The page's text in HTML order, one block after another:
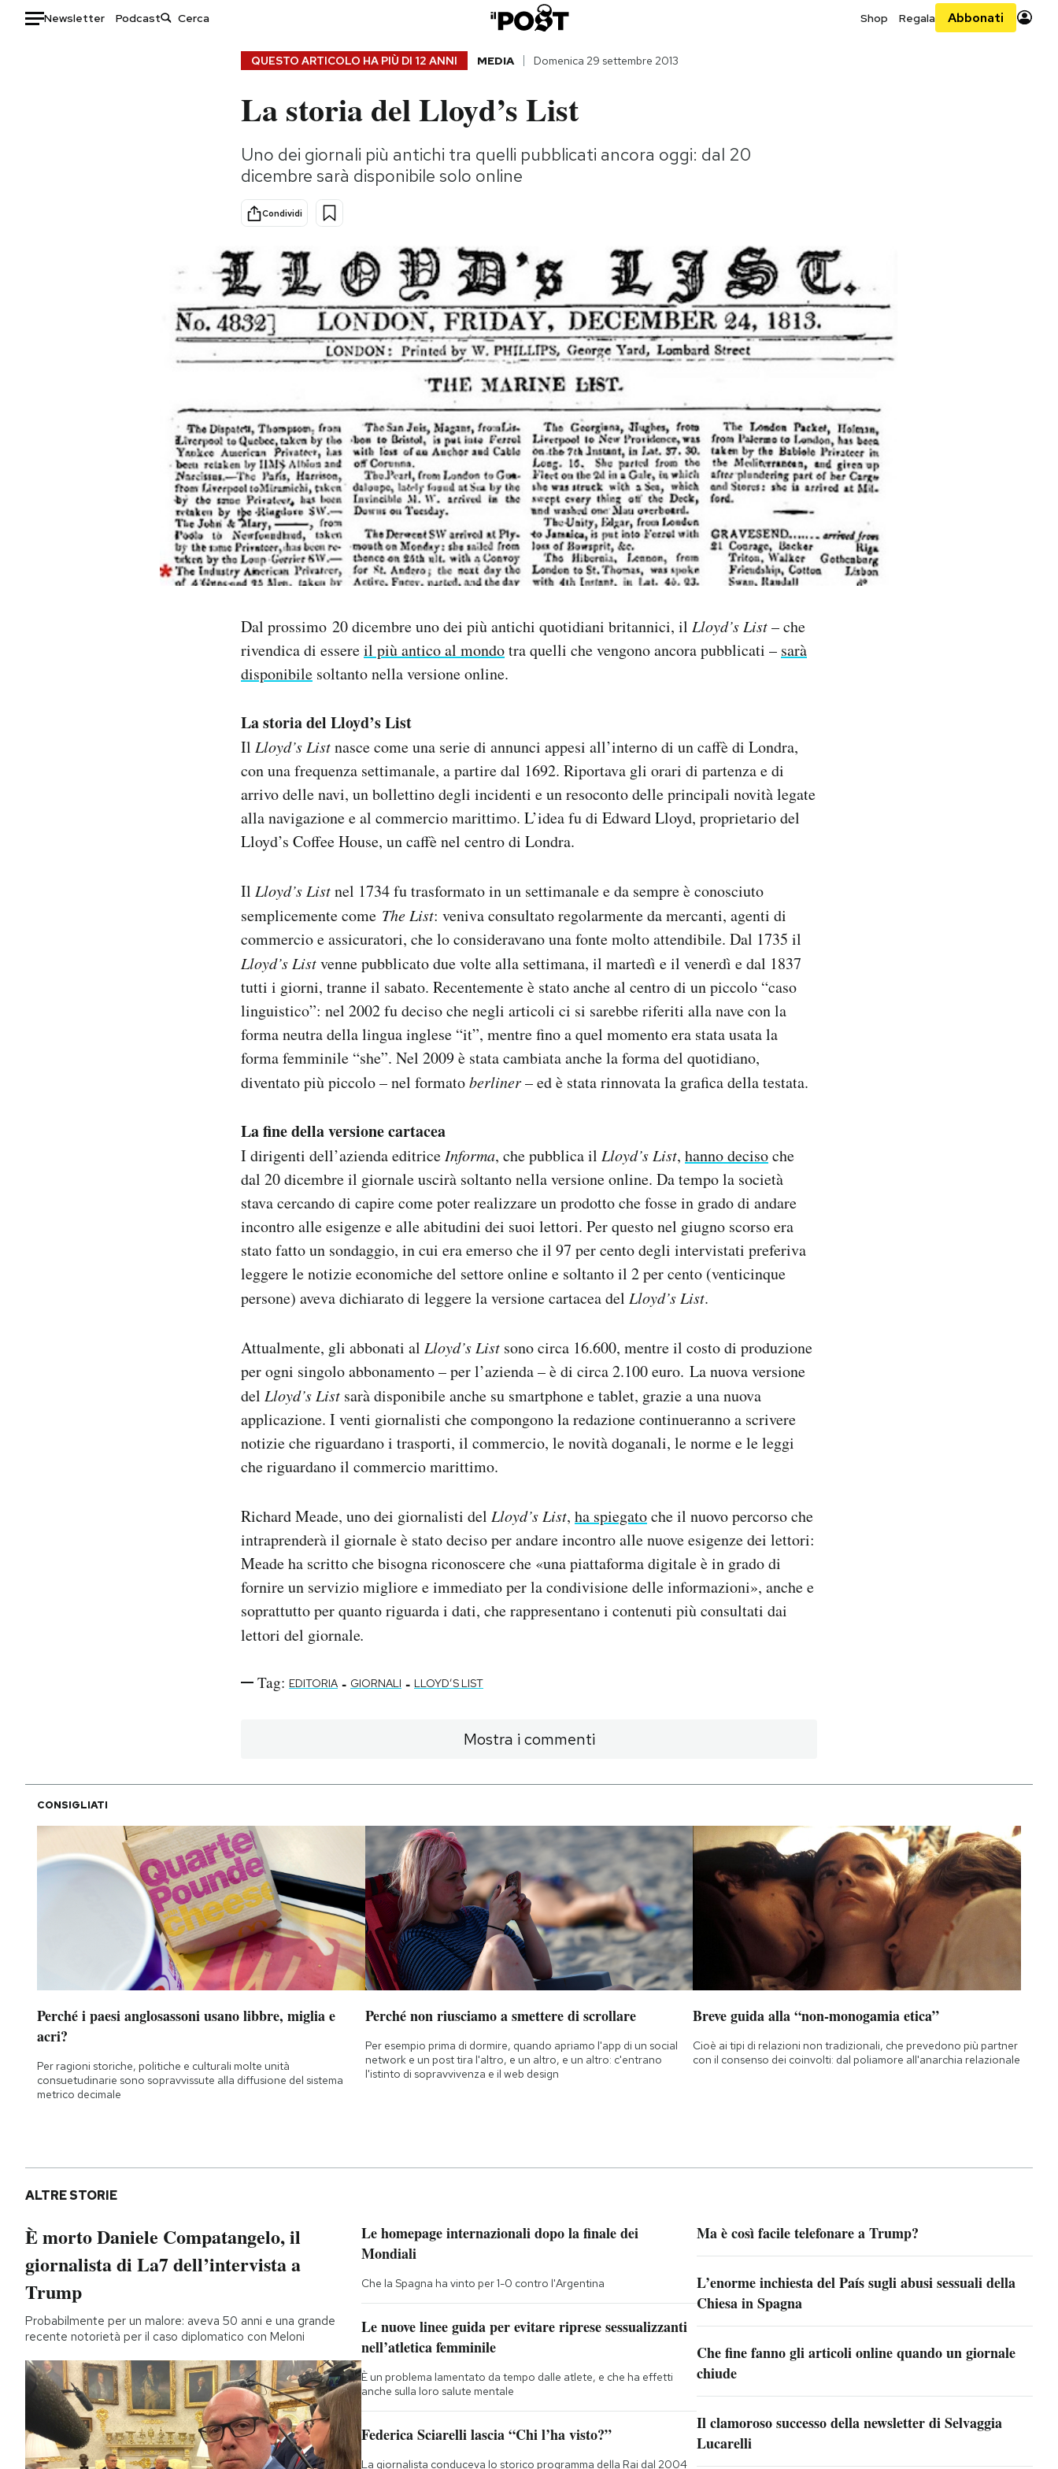
Newsletter Podcast Shop Regala Abbonati
Consumismi
Storie/Idee
Ok Boomer!
Europa
Altrecose
Mondiali calcio 2026
QUESTO ARTICOLO HA PIÙ DI 12 ANNI MEDIA Domenica 29 settembre 2013
La storia del Lloyd’s List
Uno dei giornali più antichi tra quelli pubblicati ancora oggi: dal 20
dicembre sarà disponibile solo online
Condividi
Dal prossimo 20 dicembre uno dei più antichi quotidiani britannici, il Lloyd’s List– che
rivendica di essereil più antico al mondotra quelli che vengono ancora pubblicati – sarà
disponibile soltanto nella versione online.
La storia del Lloyd’s List
Il Lloyd’s Listnasce come una serie di annunci appesi all’interno di un caffè di Londra,
con una frequenza settimanale, a partire dal 1692. Riportava gli orari di partenza e di
arrivo delle navi, un bollettino degli incidenti e un resoconto delle principali novità legate
alla navigazione e al commercio marittimo. L’idea fu di Edward Lloyd, proprietario del
Lloyd’s Coffee House, un caffè nel centro di Londra.
Il Lloyd’s Listnel 1734 fu trasformato in un settimanale e da sempre è conosciuto
semplicemente come The List: veniva consultato regolarmente da mercanti, agenti di
commercio e assicuratori, che lo consideravano una fonte molto attendibile. Dal 1735 il
Lloyd’s Listvenne pubblicato due volte alla settimana, il martedì e il venerdì e dal 1837
tutti i giorni, tranne il sabato. Recentemente è stato anche al centro di un piccolo “caso
linguistico”: nel 2002 fu deciso che negli articoli ci si sarebbe riferiti alla nave con la
forma neutra della lingua inglese “it”, mentre fino a quel momento era stata usata la
forma femminile “she”. Nel 2009 è stata cambiata anche la forma del quotidiano,
diventato più piccolo – nel formatoberliner– ed è stata rinnovata la grafica della testata.
La fine della versione cartacea
I dirigenti dell’azienda editriceInforma, che pubblica il Lloyd’s List, hanno decisoche
dal 20 dicembre il giornale uscirà soltanto nella versione online. Da tempo la società
stava cercando di capire come poter realizzare un prodotto che fosse in grado di andare
incontro alle esigenze e alle abitudini dei suoi lettori. Per questo nel giugno scorso era
stato fatto un sondaggio, in cui era emerso che il 97 per cento degli intervistati preferiva
leggere le notizie economiche del settore online e soltanto il 2 per cento (venticinque
persone) aveva dichiarato di leggere la versione cartacea del Lloyd’s List.
Attualmente, gli abbonati al Lloyd’s List sono circa 16.600, mentre il costo di produzione
per ogni singolo abbonamento – per l’azienda – è di circa 2.100 euro. La nuova versione
del Lloyd’s List sarà disponibile anche su smartphone e tablet, grazie a una nuova
applicazione. I venti giornalisti che compongono la redazione continueranno a scrivere
notizie che riguardano i trasporti, il commercio, le novità doganali, le norme e le leggi
che riguardano il commercio marittimo.
Richard Meade, uno dei giornalisti del Lloyd’s List, ha spiegatoche il nuovo percorso che
intraprenderà il giornale è stato deciso per andare incontro alle nuove esigenze dei lettori:
Meade ha scritto che bisogna riconoscere che «una piattaforma digitale è in grado di
fornire un servizio migliore e immediato per la condivisione delle informazioni», anche e
soprattutto per quanto riguarda i dati, che rappresentano i contenuti più consultati dai
lettori del giornale.
Tag: EDITORIA - GIORNALI - LLOYD’S LIST
Mostra i commenti
CONSIGLIATI
Perché i paesi anglosassoni usano libbre, miglia e
acri?
Per ragioni storiche, politiche e culturali molte unità
consuetudinarie sono sopravvissute alla diffusione del sistema
metrico decimale
Perché non riusciamo a smettere di scrollare
Per esempio prima di dormire, quando apriamo l'app di un social
network e un post tira l'altro, e un altro, e un altro: c'entrano
l'istinto di sopravvivenza e il web design
Breve guida alla “non-monogamia etica”
Cioè ai tipi di relazioni non tradizionali, che prevedono più partner
con il consenso dei coinvolti: dal poliamore all'anarchia relazionale
ALTRE STORIE
È morto Daniele Compatangelo, il
giornalista di La7 dell’intervista a
Trump
Probabilmente per un malore: aveva 50 anni e una grande
recente notorietà per il caso diplomatico con Meloni
Le homepage internazionali dopo la finale dei
Mondiali
Che la Spagna ha vinto per 1-0 contro l'Argentina
Le nuove linee guida per evitare riprese sessualizzanti
nell’atletica femminile
È un problema lamentato da tempo dalle atlete, e che ha effetti
anche sulla loro salute mentale
Federica Sciarelli lascia “Chi l’ha visto?”
La giornalista conduceva lo storico programma della Rai dal 2004
Ma è così facile telefonare a Trump?
L’enorme inchiesta del País sugli abusi sessuali della
Chiesa in Spagna
Che fine fanno gli articoli online quando un giornale
chiude
Il clamoroso successo della newsletter di Selvaggia
Lucarelli